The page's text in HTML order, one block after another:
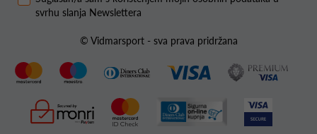
svrhu slanja Newslettera
© Vidmarsport - sva prava pridržana